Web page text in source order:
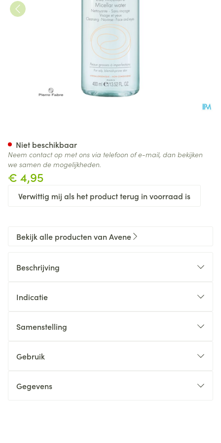
€ 4,95
Verwittig mij als het product terug in voorraad is
Niet beschikbaar
Neem contact op met ons via telefoon of e-mail, dan bekijken
we samen de mogelijkheden.
Bekijk alle producten van Avene
Beschrijving
Indicatie
Samenstelling
Gebruik
Gegevens